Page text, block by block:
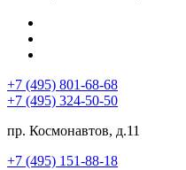
+7 (495) 801-68-68
+7 (495) 324-50-50
пр. Космонавтов, д.11
+7 (495) 151-88-18